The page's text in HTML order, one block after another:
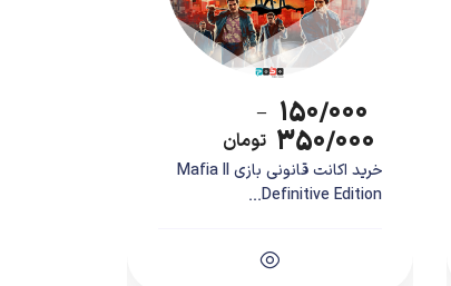
۱۵۰/۰۰۰ –
۳۵۰/۰۰۰ تومان
خرید اکانت قانونی بازی Mafia II
Definitive Edition...